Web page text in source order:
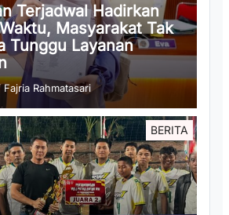
Terjadwal Hadirkan
Masyarakat Tak
Tunggu Layanan
Fajria Rahmatasari
BERITA